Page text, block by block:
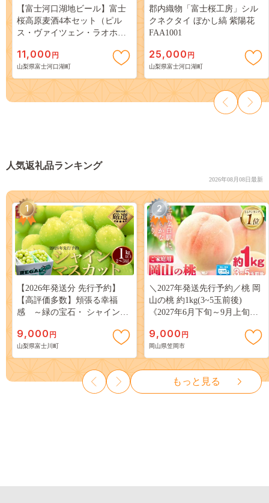
【富士河口湖地ビール】富士
桜高原麦酒4本セット（ピル
ス・ヴァイツェン・ラオホ・
金賞クラフトビール飲み比べ
FAD005
11,000 円
山梨県富士河口湖町
郡内織物「富士桜工房」シル
クネクタイ ぼかし縞 紫陽花
FAA1001
25,000 円
山梨県富士河口湖町
人気返礼品ランキング
2026年08月08日最新
1
【2026年発送分 先行予約】
【高評価多数】頬張る幸福
感 ～緑の宝石・ シャインマ
３房） フルーツ 山梨県産 果
物 くだもの シャイン マスカ
ット ぶどう ブドウ 葡萄 大粒
種なし 先行予約 富士川町
10000円 一万円 9000円 九千円
9,000 円
山梨県富士川町
2
＼2027年発送先行予約／桃 岡
山の桃 約1kg(3~5玉前後)
《2027年6月下旬～9月上旬頃
岡山 はくとう スイーツ フル
ーツ 果物 デザート 旬 モモ も
も 先行予約 送料無料 果物 岡
山県 笠岡市 清水白桃 白鳳 白
麗 クール便---
kasaoka_zsy_419_100---
9,000 円
岡山県笠岡市
もっと見る